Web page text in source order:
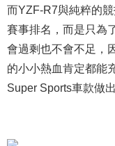
而YZF-R7與純粹的
賽事排名，而是只為
會過剩也不會不足，
的小小熱血肯定都能
Super Sports車款做